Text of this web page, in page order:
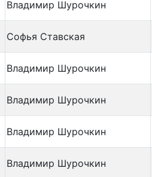
Владимир Шурочкин
Софья Ставская
Владимир Шурочкин
Владимир Шурочкин
Владимир Шурочкин
Владимир Шурочкин